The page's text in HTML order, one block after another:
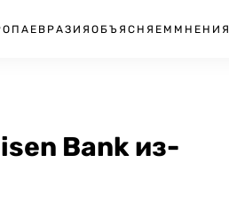
ЕВРАЗИЯ ОБЪЯСНЯЕМ МНЕНИЯ
Bank из-